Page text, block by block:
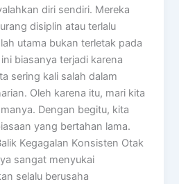
diri sendiri. Mereka
disiplin atau terlalu
utama bukan terletak pada
biasanya terjadi karena
sering kali salah dalam
Oleh karena itu, mari kita
Dengan begitu, kita
yang bertahan lama.
Kegagalan Konsisten Otak
sangat menyukai
selalu berusaha